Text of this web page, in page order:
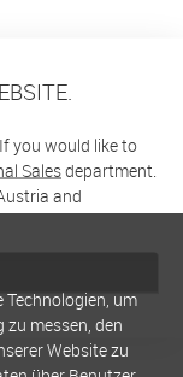
you would like to
Salesdepartment.
and
Technologien, um
zu messen, den
Website zu